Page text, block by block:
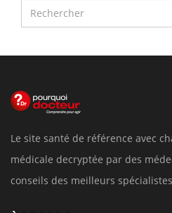
Le site santé de référence avec
médicale decryptée par des
conseils des meilleurs